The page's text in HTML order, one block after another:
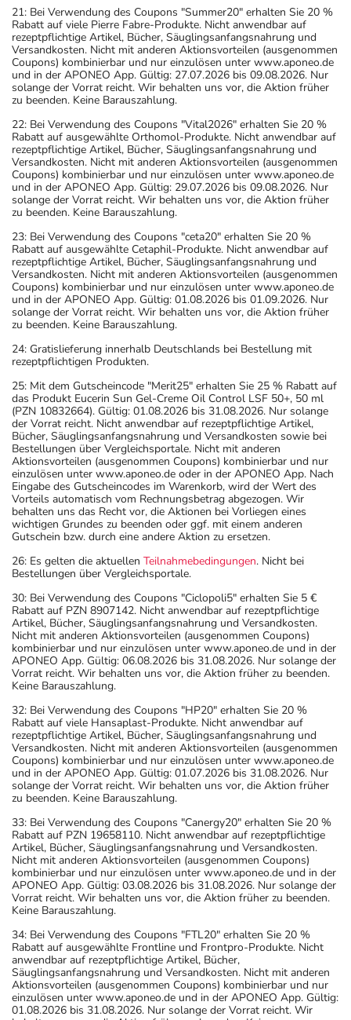
21: Bei Verwendung des Coupons "Summer20" erhalten Sie 20 %
Rabatt auf viele Pierre Fabre-Produkte. Nicht anwendbar auf
rezeptpflichtige Artikel, Bücher, Säuglingsanfangsnahrung und
Versandkosten. Nicht mit anderen Aktionsvorteilen (ausgenommen
Coupons) kombinierbar und nur einzulösen unter www.aponeo.de
und in der APONEO App. Gültig: 27.07.2026 bis 09.08.2026. Nur
solange der Vorrat reicht. Wir behalten uns vor, die Aktion früher
zu beenden. Keine Barauszahlung.
22: Bei Verwendung des Coupons "Vital2026" erhalten Sie 20 %
Rabatt auf ausgewählte Orthomol-Produkte. Nicht anwendbar auf
rezeptpflichtige Artikel, Bücher, Säuglingsanfangsnahrung und
Versandkosten. Nicht mit anderen Aktionsvorteilen (ausgenommen
Coupons) kombinierbar und nur einzulösen unter www.aponeo.de
und in der APONEO App. Gültig: 29.07.2026 bis 09.08.2026. Nur
solange der Vorrat reicht. Wir behalten uns vor, die Aktion früher
zu beenden. Keine Barauszahlung.
23: Bei Verwendung des Coupons "ceta20" erhalten Sie 20 %
Rabatt auf ausgewählte Cetaphil-Produkte. Nicht anwendbar auf
rezeptpflichtige Artikel, Bücher, Säuglingsanfangsnahrung und
Versandkosten. Nicht mit anderen Aktionsvorteilen (ausgenommen
Coupons) kombinierbar und nur einzulösen unter www.aponeo.de
und in der APONEO App. Gültig: 01.08.2026 bis 01.09.2026. Nur
solange der Vorrat reicht. Wir behalten uns vor, die Aktion früher
zu beenden. Keine Barauszahlung.
24: Gratislieferung innerhalb Deutschlands bei Bestellung mit
rezeptpflichtigen Produkten.
25: Mit dem Gutscheincode "Merit25" erhalten Sie 25 % Rabatt auf
das Produkt Eucerin Sun Gel-Creme Oil Control LSF 50+, 50 ml
(PZN 10832664). Gültig: 01.08.2026 bis 31.08.2026. Nur solange
der Vorrat reicht. Nicht anwendbar auf rezeptpflichtige Artikel,
Bücher, Säuglingsanfangsnahrung und Versandkosten sowie bei
Bestellungen über Vergleichsportale. Nicht mit anderen
Aktionsvorteilen (ausgenommen Coupons) kombinierbar und nur
einzulösen unter www.aponeo.de oder in der APONEO App. Nach
Eingabe des Gutscheincodes im Warenkorb, wird der Wert des
Vorteils automatisch vom Rechnungsbetrag abgezogen. Wir
behalten uns das Recht vor, die Aktionen bei Vorliegen eines
wichtigen Grundes zu beenden oder ggf. mit einem anderen
Gutschein bzw. durch eine andere Aktion zu ersetzen.
26: Es gelten die aktuellen Teilnahmebedingungen. Nicht bei
Bestellungen über Vergleichsportale.
30: Bei Verwendung des Coupons "Ciclopoli5" erhalten Sie 5 €
Rabatt auf PZN 8907142. Nicht anwendbar auf rezeptpflichtige
Artikel, Bücher, Säuglingsanfangsnahrung und Versandkosten.
Nicht mit anderen Aktionsvorteilen (ausgenommen Coupons)
kombinierbar und nur einzulösen unter www.aponeo.de und in der
APONEO App. Gültig: 06.08.2026 bis 31.08.2026. Nur solange der
Vorrat reicht. Wir behalten uns vor, die Aktion früher zu beenden.
Keine Barauszahlung.
32: Bei Verwendung des Coupons "HP20" erhalten Sie 20 %
Rabatt auf viele Hansaplast-Produkte. Nicht anwendbar auf
rezeptpflichtige Artikel, Bücher, Säuglingsanfangsnahrung und
Versandkosten. Nicht mit anderen Aktionsvorteilen (ausgenommen
Coupons) kombinierbar und nur einzulösen unter www.aponeo.de
und in der APONEO App. Gültig: 01.07.2026 bis 31.08.2026. Nur
solange der Vorrat reicht. Wir behalten uns vor, die Aktion früher
zu beenden. Keine Barauszahlung.
33: Bei Verwendung des Coupons "Canergy20" erhalten Sie 20 %
Rabatt auf PZN 19658110. Nicht anwendbar auf rezeptpflichtige
Artikel, Bücher, Säuglingsanfangsnahrung und Versandkosten.
Nicht mit anderen Aktionsvorteilen (ausgenommen Coupons)
kombinierbar und nur einzulösen unter www.aponeo.de und in der
APONEO App. Gültig: 03.08.2026 bis 31.08.2026. Nur solange der
Vorrat reicht. Wir behalten uns vor, die Aktion früher zu beenden.
Keine Barauszahlung.
34: Bei Verwendung des Coupons "FTL20" erhalten Sie 20 %
Rabatt auf ausgewählte Frontline und Frontpro-Produkte. Nicht
anwendbar auf rezeptpflichtige Artikel, Bücher,
Säuglingsanfangsnahrung und Versandkosten. Nicht mit anderen
Aktionsvorteilen (ausgenommen Coupons) kombinierbar und nur
einzulösen unter www.aponeo.de und in der APONEO App. Gültig:
01.08.2026 bis 31.08.2026. Nur solange der Vorrat reicht. Wir